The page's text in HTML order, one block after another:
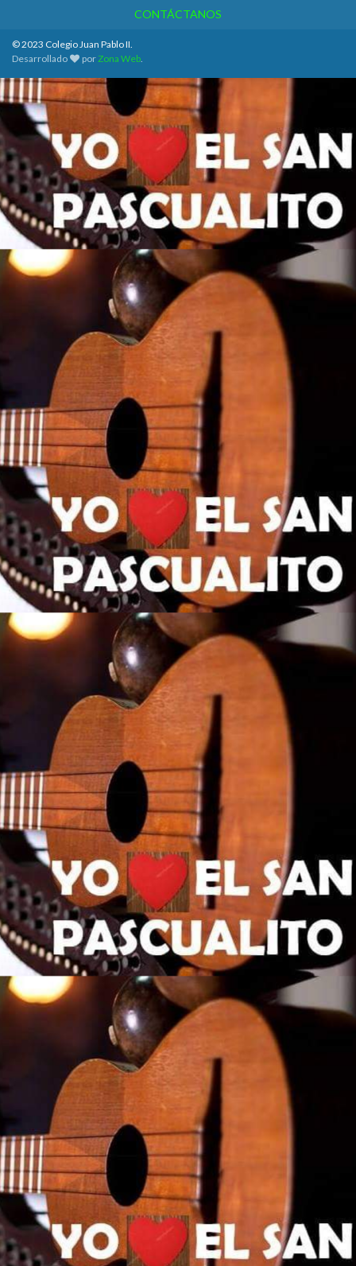
CONTÁCTANOS
© 2023 Colegio Juan Pablo II.
Desarrollado
por Zona Web